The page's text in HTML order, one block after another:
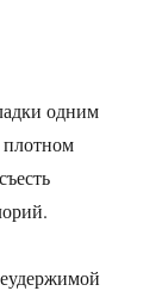
одним